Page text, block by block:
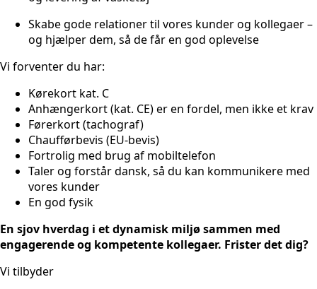
Skabe gode relationer til vores kunder og kollegaer –
og hjælper dem, så de får en god oplevelse
Vi forventer du har:
Kørekort kat. C
Anhængerkort (kat. CE) er en fordel, men ikke et krav
Førerkort (tachograf)
Chaufførbevis (EU-bevis)
Fortrolig med brug af mobiltelefon
Taler og forstår dansk, så du kan kommunikere med
vores kunder
En god fysik
En sjov hverdag i et dynamisk miljø sammen med
engagerende og kompetente kollegaer. Frister det dig?
Vi tilbyder